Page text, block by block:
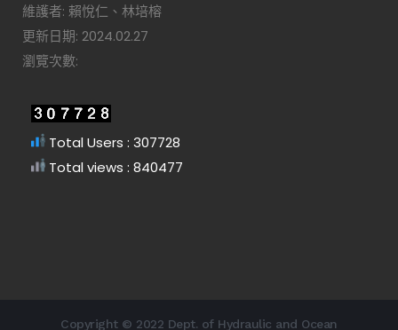
維護者: 賴悅仁、林培榕
更新日期: 2024.02.27
瀏覽次數:
Total Users : 307728
Total views : 840477
Copyright © 2022 Dept. of Hydraulic and Ocean